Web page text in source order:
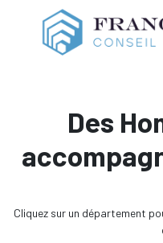
Des
Cliquez sur un département